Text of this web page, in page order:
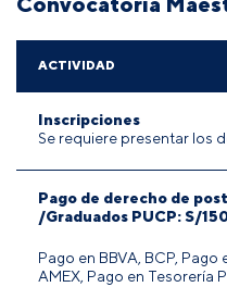
ACTIVIDAD
Inscripciones
Se requiere presentar los
Pago de derecho de
/Graduados PUCP: S/
Pago en BBVA, BCP,
AMEX, Pago en Tesorería